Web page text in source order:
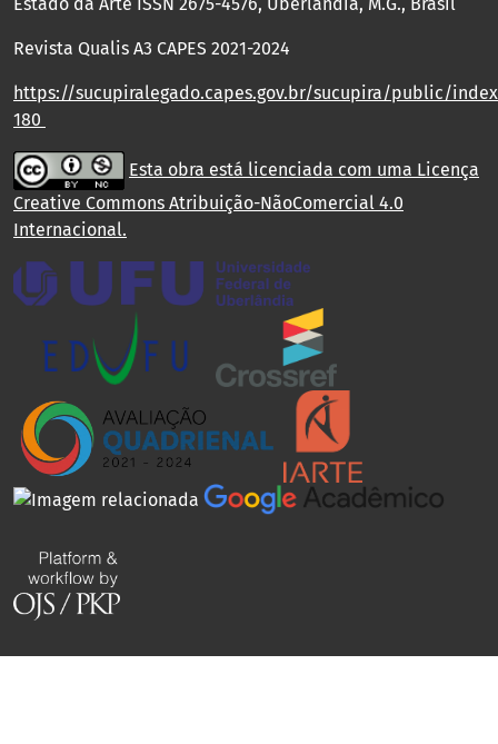
Revista Qualis A3 CAPES 2021-2024
https://sucupiralegado.capes.gov.br/sucupira/public/
180
Esta obra está licenciada com uma Licença
Creative Commons Atribuição-NãoComercial 4.0
Internacional.